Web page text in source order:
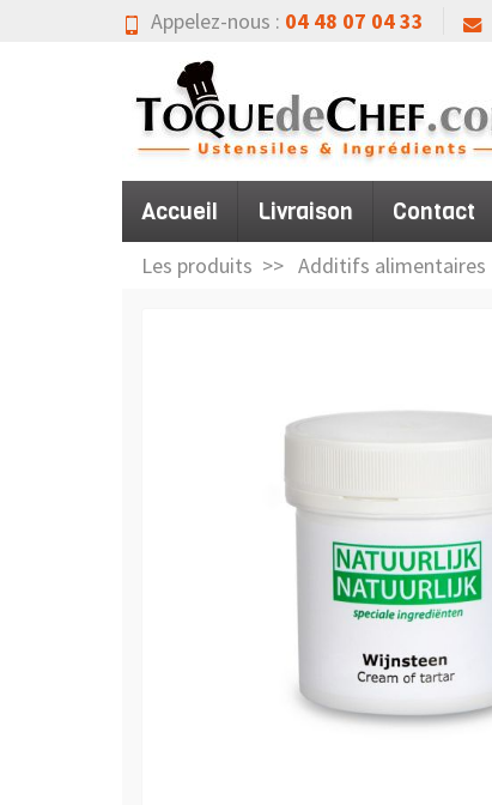
Appelez-nous : 04 48 07 04 33
Accueil Livraison Contact
Les produits Additifs alimentaires